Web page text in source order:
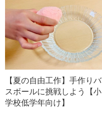
【夏の自由工作】手作りバ
スボールに挑戦しよう【小
学校低学年向け】